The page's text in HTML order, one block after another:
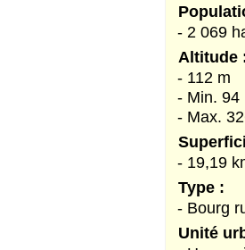
- 2 069
Altitude
- 112 m
- Min. 94
- Max.
- 19,19
Type :
- Bourg
Unité